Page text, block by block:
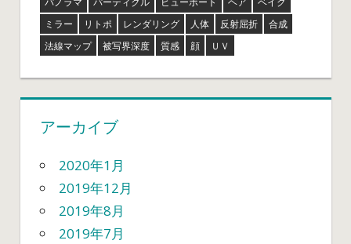
ミラー
リトポ レンダリング 人体 反射屈折
合成
法線マップ
被写界深度 質感 顔 ＵＶ
アーカイブ
2020年1月
2019年12月
2019年8月
2019年7月